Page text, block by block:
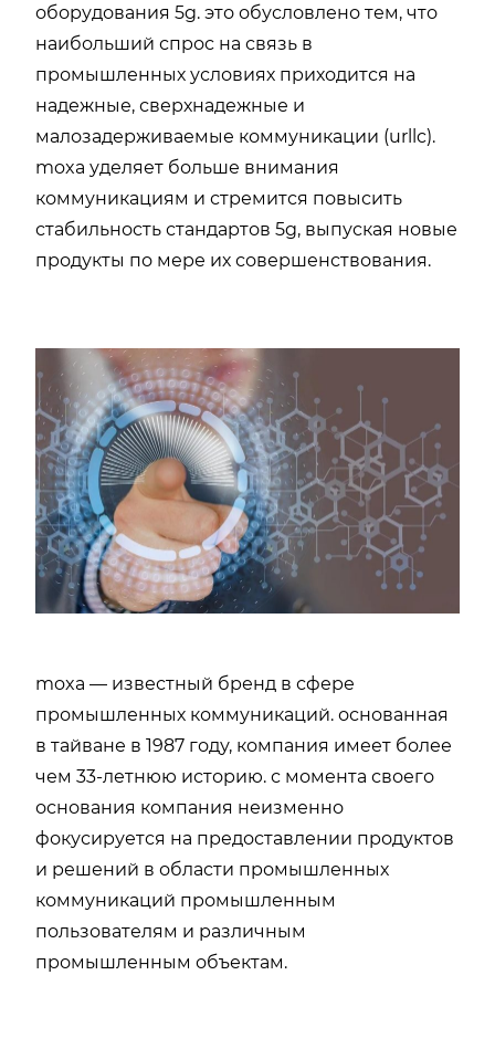
оборудования 5g. это обусловлено тем, что
наибольший спрос на связь в
промышленных условиях приходится на
надежные, сверхнадежные и
малозадерживаемые коммуникации (urllc).
moxa уделяет больше внимания
коммуникациям и стремится повысить
стабильность стандартов 5g, выпуская новые
продукты по мере их совершенствования.
moxa — известный бренд в сфере
промышленных коммуникаций. основанная
в тайване в 1987 году, компания имеет более
чем 33-летнюю историю. с момента своего
основания компания неизменно
фокусируется на предоставлении продуктов
и решений в области промышленных
коммуникаций промышленным
пользователям и различным
промышленным объектам.